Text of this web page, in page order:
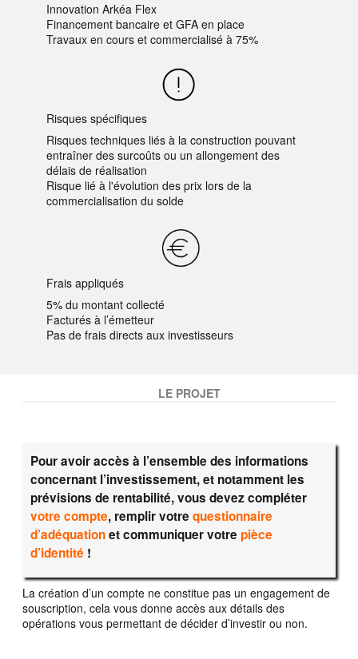
Innovation Arkéa Flex
Financement bancaire et GFA en place
Travaux en cours et commercialisé à 75%
Risques spécifiques
Risques techniques liés à la construction pouvant
entraîner des surcoûts ou un allongement des
délais de réalisation
Risque lié à l'évolution des prix lors de la
commercialisation du solde
Frais appliqués
5% du montant collecté
Facturés à l’émetteur
Pas de frais directs aux investisseurs
LE PROJET
Pour avoir accès à l’ensemble des informations
concernant l’investissement, et notamment les
prévisions de rentabilité, vous devez compléter
votre compte, remplir votre questionnaire
d’adéquationet communiquer votre pièce
d’identité !
La création d’un compte ne constitue pas un engagement de
souscription, cela vous donne accès aux détails des
opérations vous permettant de décider d’investir ou non.